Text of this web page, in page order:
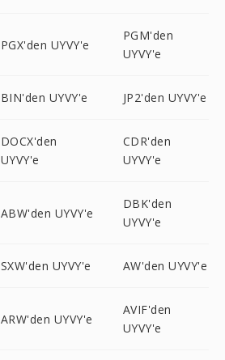
PGX'den UYVY'e
PGM'den
UYVY'e
BIN'den UYVY'e JP2'den UYVY'e
DOCX'den
UYVY'e
CDR'den
UYVY'e
ABW'den UYVY'e
DBK'den
UYVY'e
SXW'den UYVY'e AW'den UYVY'e
ARW'den UYVY'e
AVIF'den
UYVY'e